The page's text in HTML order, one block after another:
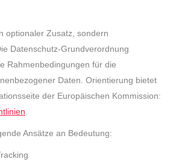
optionaler Zusatz, sondern
Datenschutz-Grundverordnung
Rahmenbedingungen für die
Daten. Orientierung bietet
der Europäischen Kommission:
Ansätze an Bedeutung: